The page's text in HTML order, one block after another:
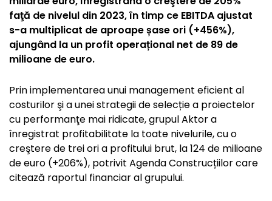
faţă de nivelul din 2023, în timp ce EBITDA ajustat
s-a multiplicat de aproape șase ori (+456%),
ajungând la un profit operațional net de 89 de
milioane de euro.
Prin implementarea unui management eficient al
costurilor şi a unei strategii de selecție a proiectelor
cu performanţe mai ridicate, grupul Aktor a
înregistrat profitabilitate la toate nivelurile, cu o
creştere de trei ori a profitului brut, la 124 de milioane
de euro (+206%), potrivit Agenda Construcțiilor care
citează raportul financiar al grupului.